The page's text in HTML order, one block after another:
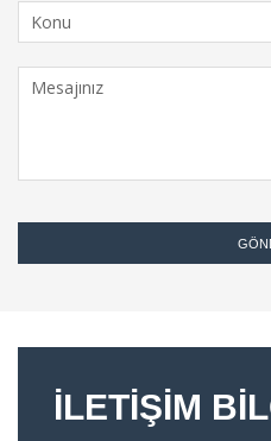
İLETİŞİM